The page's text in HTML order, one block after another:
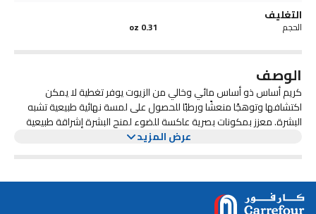
التغليف
الحجم 0.31 oz
الوصف
كريم أساس ذو أساس مائي وخالي من الزيوت يوفر تغطية لا يمكن
اكتشافها وتوهجًا منعشًا ورطبًا للحصول على لمسة نهائية طبيعية تشبه
البشرة. معزز بمكونات بصرية عاكسة للضوء لمنح البشرة إشراقة طبيعية
عرض المزيد